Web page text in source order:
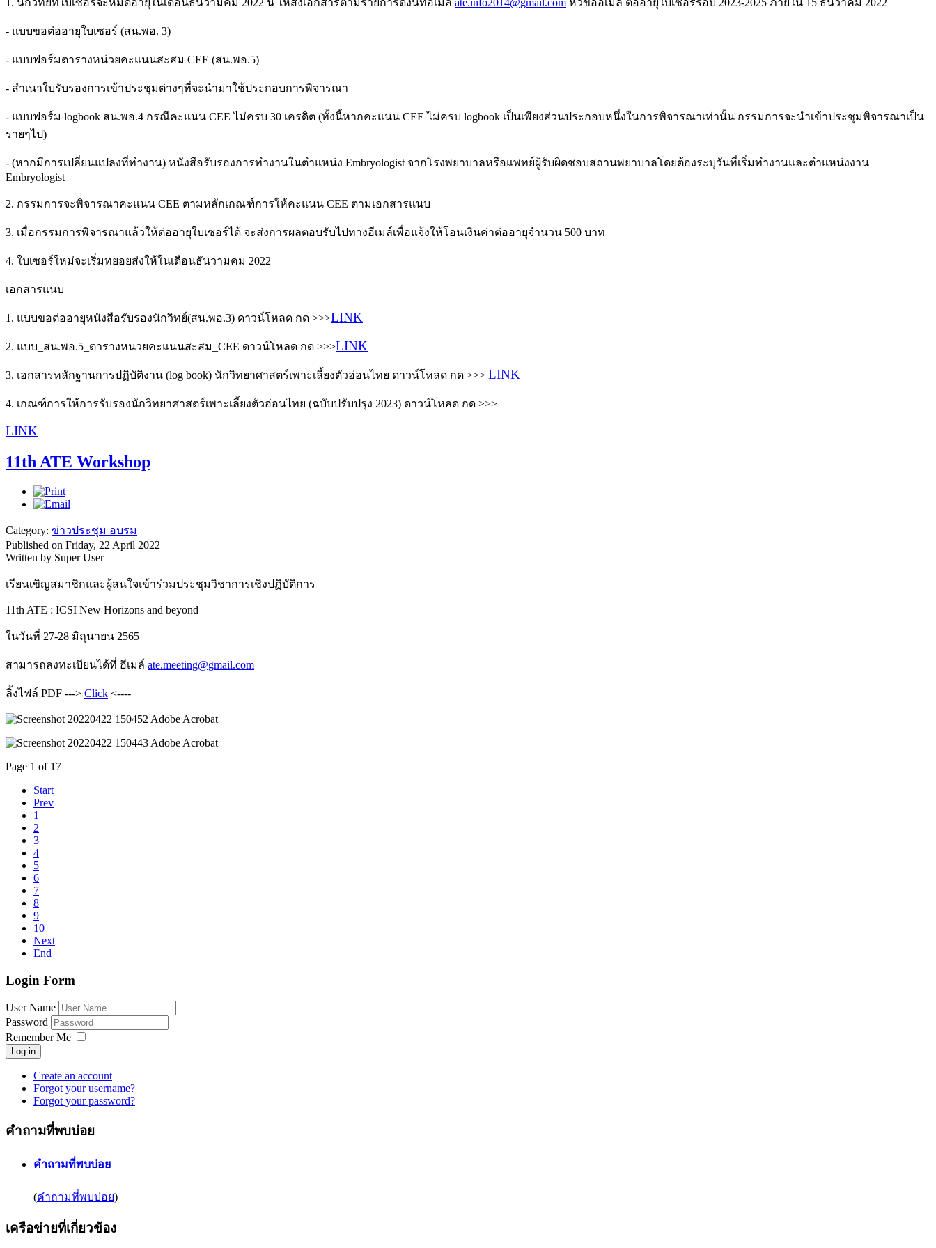
1. นักวิทย์ที่ใบเซอร์จะหมดอายุในเดือนธันวามคม 2022 นี้ ให้ส่งเอกสารตามรายการดังนี้ที่อีเมล์ ate.info2014@gmail.com หัวข้ออีเมล์ ต่ออายุใบเซอร์รอบ 2023-2025 ภายใน 15 ธันวาคม 2022
- แบบขอต่ออายุใบเซอร์ (สน.พอ. 3)
- แบบฟอร์มตารางหน่วยคะแนนสะสม CEE (สน.พอ.5)
- สำเนาใบรับรองการเข้าประชุมต่างๆที่จะนำมาใช้ประกอบการพิจารณา
- แบบฟอร์ม logbook สน.พอ.4 กรณีคะแนน CEE ไม่ครบ 30 เครดิต (ทั้งนี้หากคะแนน CEE ไม่ครบ logbook เป็นเพียงส่วนประกอบหนึ่งในการพิจารณาเท่านั้น กรรมการจะนำเข้าประชุมพิจารณาเป็น
รายๆไป)
- (หากมีการเปลี่ยนแปลงที่ทำงาน) หนังสือรับรองการทำงานในตำแหน่ง Embryologist จากโรงพยาบาลหรือแพทย์ผู้รับผิดชอบสถานพยาบาลโดยต้องระบุวันที่เริ่มทำงานและตำแหน่งงาน
Embryologist
2. กรรมการจะพิจารณาคะแนน CEE ตามหลักเกณฑ์การให้คะแนน CEE ตามเอกสารแนบ
3. เมื่อกรรมการพิจารณาแล้วให้ต่ออายุใบเซอร์ได้ จะส่งการผลตอบรับไปทางอีเมล์เพื่อแจ้งให้โอนเงินค่าต่ออายุจำนวน 500 บาท
4. ใบเซอร์ใหม่จะเริ่มทยอยส่งให้ในเดือนธันวามคม 2022
เอกสารแนบ
1. แบบขอต่ออายุหนังสือรับรองนักวิทย์(สน.พอ.3) ดาวน์โหลด กด >>>LINK
2. แบบ_สน.พอ.5_ตารางหนวยคะแนนสะสม_CEE ดาวน์โหลด กด >>>LINK
3. เอกสารหลักฐานการปฏิบัติงาน (log book) นักวิทยาศาสตร์เพาะเลี้ยงตัวอ่อนไทย ดาวน์โหลด กด >>> LINK
4. เกณฑ์การให้การรับรองนักวิทยาศาสตร์เพาะเลี้ยงตัวอ่อนไทย (ฉบับปรับปรุง 2023) ดาวน์โหลด กด >>>
LINK
11th ATE Workshop
Category: ข่าวประชุม อบรม
Published on Friday, 22 April 2022
Written by Super User
เรียนเขิญสมาชิกและผู้สนใจเข้าร่วมประชุมวิชาการเชิงปฏิบัติการ
11th ATE : ICSI New Horizons and beyond
ในวันที่ 27-28 มิถุนายน 2565
สามารถลงทะเบียนได้ที่ อีเมล์ ate.meeting@gmail.com
ลิ้งไฟล์ PDF ---> Click <----
Page 1 of 17
Start
Prev
1
2
3
4
5
6
7
8
9
10
Next
End
Login Form
User Name
Password
Remember Me
Create an account
Forgot your username?
Forgot your password?
คำถามที่พบบ่อย
คำถามที่พบบ่อย
(คำถามที่พบบ่อย)
เครือข่ายที่เกี่ยวข้อง